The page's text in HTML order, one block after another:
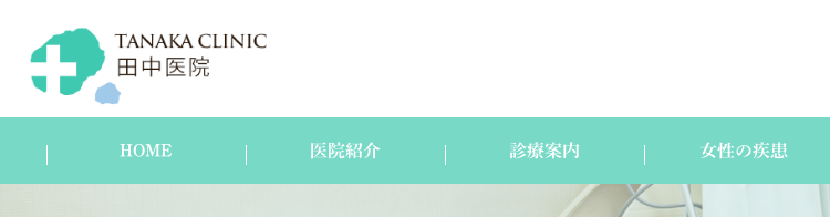
HOME 医院紹介 診療案内 女性の疾患